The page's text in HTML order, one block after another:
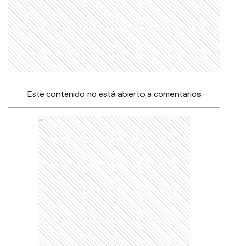
Este contenido no está abierto a comentarios
Ads